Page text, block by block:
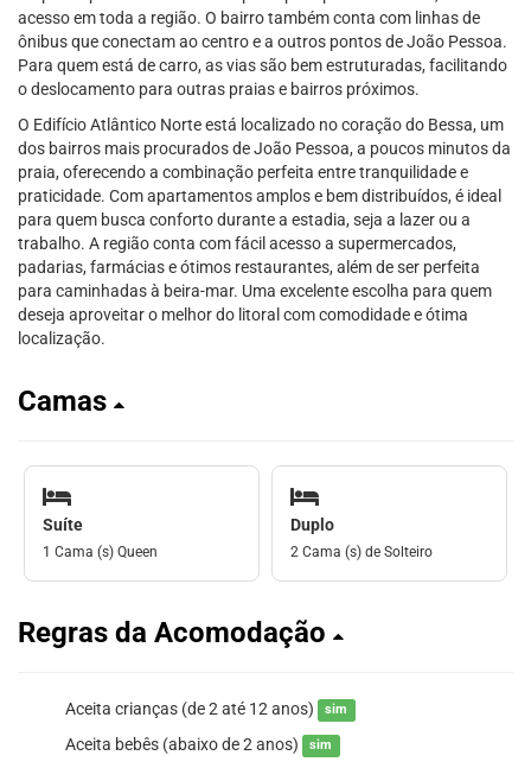
acesso em toda a região. O bairro também conta com linhas de
ônibus que conectam ao centro e a outros pontos de João Pessoa.
Para quem está de carro, as vias são bem estruturadas, facilitando
o deslocamento para outras praias e bairros próximos.
O Edifício Atlântico Norte está localizado no coração do Bessa, um
dos bairros mais procurados de João Pessoa, a poucos minutos da
praia, oferecendo a combinação perfeita entre tranquilidade e
praticidade. Com apartamentos amplos e bem distribuídos, é ideal
para quem busca conforto durante a estadia, seja a lazer ou a
trabalho. A região conta com fácil acesso a supermercados,
padarias, farmácias e ótimos restaurantes, além de ser perfeita
para caminhadas à beira-mar. Uma excelente escolha para quem
deseja aproveitar o melhor do litoral com comodidade e ótima
localização.
Camas
Suíte
1 Cama (s) Queen
Duplo
2 Cama (s) de Solteiro
Regras da Acomodação
Aceita crianças (de 2 até 12 anos) sim
Aceita bebês (abaixo de 2 anos) sim